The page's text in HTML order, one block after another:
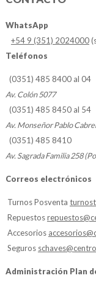
WhatsApp
+54 9 (351) 2024000
Teléfonos
(0351) 485 8400 al 04
Av. Colón 5077
(0351) 485 8450 al 54
Av. Monseñor Pablo
(0351) 485 8410
Av. Sagrada Familia 258
Correos electrónicos
Turnos Posventa
Repuestos
Accesorios
Seguros
Administración Plan